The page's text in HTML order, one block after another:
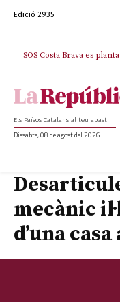
Edició 2935
SOS Costa Brava es
Els Països Catalans al teu abast
Dissabte, 08 de agost del 2026
mecànic
d’una